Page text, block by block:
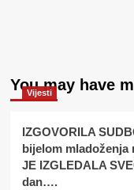
You may have
Vijesti
IZGOVORILA
bijelom mladoženja
JE IZGLEDALA
dan….